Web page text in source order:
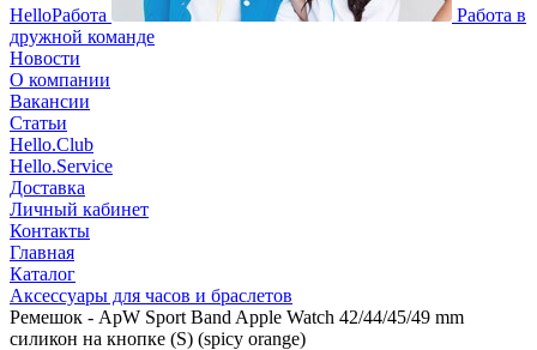
HelloРабота
Работа в
дружной команде
Новости
О компании
Вакансии
Статьи
Hello.Club
Hello.Service
Доставка
Личный кабинет
Контакты
Главная
Каталог
Аксессуары для часов и браслетов
Ремешок - ApW Sport Band Apple Watch 42/44/45/49 mm
силикон на кнопке (S) (spicy orange)